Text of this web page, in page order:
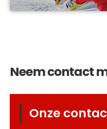
Onze
Neem contact